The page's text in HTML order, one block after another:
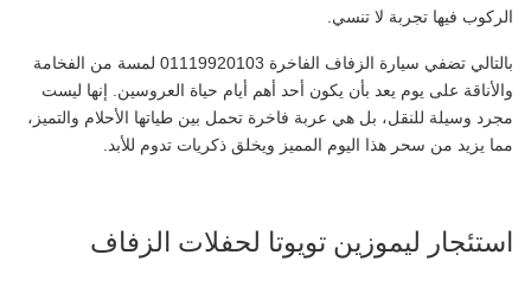
الركوب فيها تجربة لا تنسي.
بالتالي تضفي سيارة الزفاف الفاخرة 01119920103 لمسة من الفخامة
والأناقة على يوم يعد بأن يكون أحد أهم أيام حياة العروسين. إنها ليست
مجرد وسيلة للنقل، بل هي عربة فاخرة تحمل بين طياتها الأحلام والتميز،
مما يزيد من سحر هذا اليوم المميز ويخلق ذكريات تدوم للأبد.
استئجار ليموزين تويوتا لحفلات الزفاف